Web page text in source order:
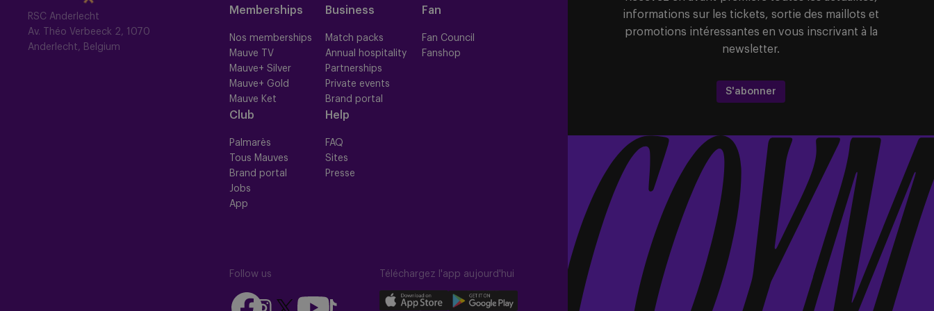
RSC Anderlecht
Av. Théo Verbeeck 2, 1070
Anderlecht, Belgium
Memberships
Nos memberships
Mauve TV
Mauve+ Silver
Mauve+ Gold
Mauve Ket
Business
Match packs
Annual hospitality
Partnerships
Private events
Brand portal
Fan
Fan Council
Fanshop
Club
Palmarès
Tous Mauves
Brand portal
Jobs
App
Help
FAQ
Sites
Presse
Follow us
Follow
FollowFollow
Follow
Follow
Téléchargez l'app aujourd'hui
Download
Download
informations sur les tickets, sortie des maillots et
promotions intéressantes en vous inscrivant à la
newsletter.
S'abonner